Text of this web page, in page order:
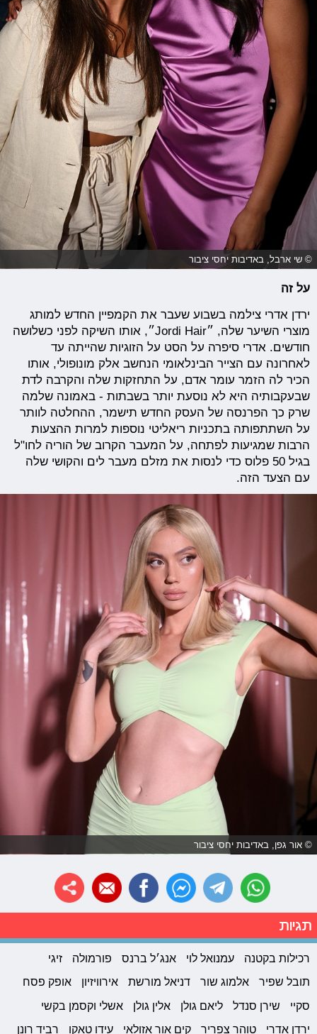
© שי ארבל, באדיבות יחסי ציבור
על זה
ירדן אדרי צילמה בשבוע שעבר את הקמפיין החדש למותג
מוצרי השיער שלה, ״Jordi Hair״, אותו השיקה לפני כשלושה
חודשים. אדרי סיפרה על הסט על הזוגיות שהייתה עד
לאחרונה עם הצייר הבינלאומי הנחשב אלק מונופולי, אותו
הכיר לה הזמר עומר אדם, על התחזקות שלה והקרבה לדת
שבעקבותיה היא לא נוסעת יותר בשבתות - באמונה שלמה
שרק כך הפרנסה של העסק החדש תישמר, ההחלטה לוותר
על השתתפותה בתכניות ריאליטי נוספות למרות ההצעות
הרבות שמגיעות לפתחה, על המעבר הקרוב של הוריה לחו"ל
בגיל 50 פלוס כדי לנסות את מזלם מעבר לים והקושי שלה
עם הצעד הזה.
© אור גפן, באדיבות יחסי ציבור
תגיות
רכילות בקטנה עמנואל לוי אנג׳ל ברנס פורמולה
זיגי
תובל שפיר
אלמוג שור דניאל מורשת אירוויזיון
אופק פסח
סקיי
שירן סנדל ליאם גולן אלין גולן
אשלי וקסמן בקשי
ירדן אדרי
טוהר צפריר קים אור אזולאי עידו טאקו רביד רונן